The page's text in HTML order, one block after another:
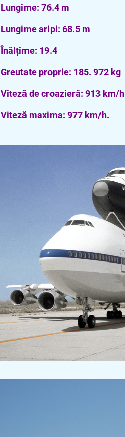
Lungime: 76.4 m
Lungime aripi: 68.5 m
Înălțime: 19.4
Greutate proprie: 185. 972 kg
Viteză de croazieră: 913 km/h
Viteză maxima: 977 km/h.